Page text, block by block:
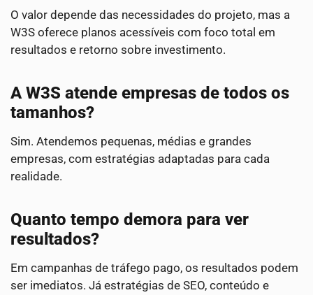
O valor depende das necessidades do projeto, mas a
W3S oferece planos acessíveis com foco total em
resultados e retorno sobre investimento.
A W3S atende empresas de todos os
tamanhos?
Sim. Atendemos pequenas, médias e grandes
empresas, com estratégias adaptadas para cada
realidade.
Quanto tempo demora para ver
resultados?
Em campanhas de tráfego pago, os resultados podem
ser imediatos. Já estratégias de SEO, conteúdo e